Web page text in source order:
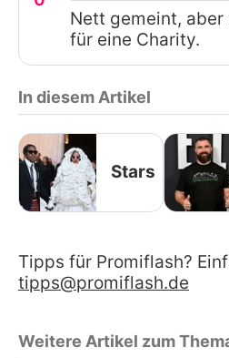
Nett gemeint, aber
für eine Charity.
In diesem Artikel
Stars
Tipps für Promiflash?
tipps@promiflash.de
Weitere Artikel zum